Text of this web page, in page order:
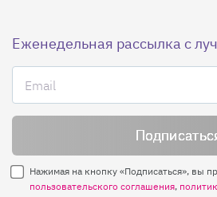
Еженедельная рассылка с
Нажимая на кнопку «Подписаться», вы
пользовательского соглашения,